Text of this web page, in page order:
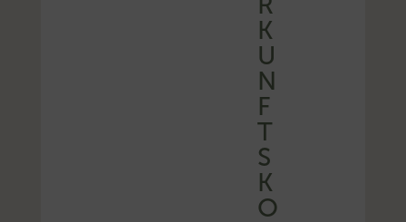
K
U
N
F
T
S
K
O